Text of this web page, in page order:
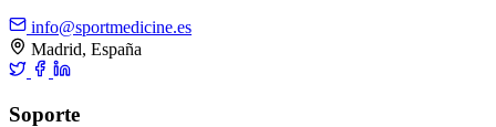
info@sportmedicine.es
Madrid, España
Soporte